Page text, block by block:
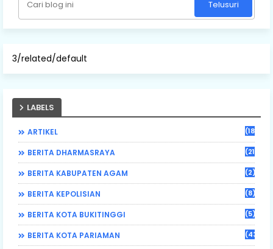
3/related/default
LABELS
ARTIKEL (184)
BERITA DHARMASRAYA (21)
BERITA KABUPATEN AGAM (2)
BERITA KEPOLISIAN (8)
BERITA KOTA BUKITINGGI (5)
BERITA KOTA PARIAMAN (43)